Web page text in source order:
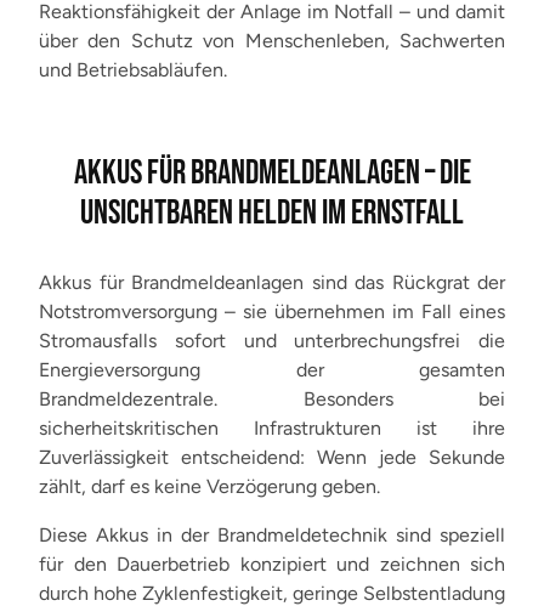
Reaktionsfähigkeit der Anlage im Notfall – und damit
über den Schutz von Menschenleben, Sachwerten
und Betriebsabläufen.
AKKUS FÜR BRANDMELDEANLAGEN – DIE
UNSICHTBAREN HELDEN IM ERNSTFALL
Akkus für Brandmeldeanlagen sind das Rückgrat der
Notstromversorgung – sie übernehmen im Fall eines
Stromausfalls sofort und unterbrechungsfrei die
Energieversorgung der gesamten
Brandmeldezentrale. Besonders bei
sicherheitskritischen Infrastrukturen ist ihre
Zuverlässigkeit entscheidend: Wenn jede Sekunde
zählt, darf es keine Verzögerung geben.
Diese Akkus in der Brandmeldetechnik sind speziell
für den Dauerbetrieb konzipiert und zeichnen sich
durch hohe Zyklenfestigkeit, geringe Selbstentladung